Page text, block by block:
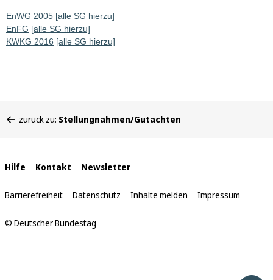
EnWG 2005 [alle SG hierzu]
EnFG [alle SG hierzu]
KWKG 2016 [alle SG hierzu]
befinden
zurück zu: Stellungnahmen/Gutachten
Interne
Links
Hilfe Kontakt Newsletter
Barrierefreiheit Datenschutz Inhalte melden Impressum
© Deutscher Bundestag